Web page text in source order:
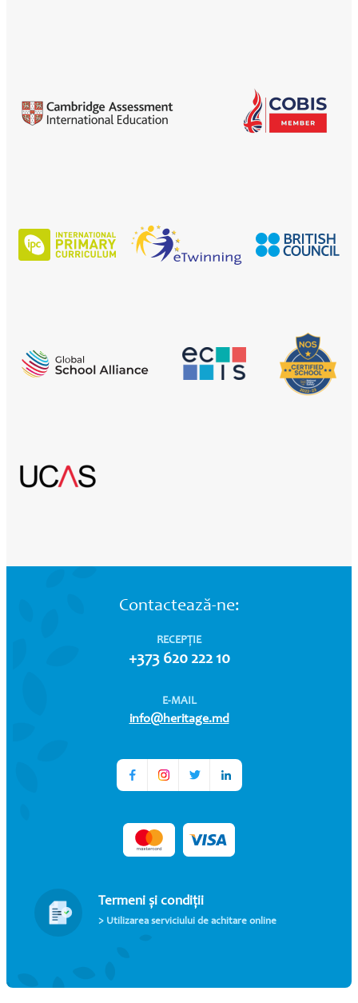
Contactează-ne:
RECEPȚIE
+373 620 222 10
E-MAIL
info@heritage.md
Termeni și condiții
> Utilizarea serviciului de achitare online